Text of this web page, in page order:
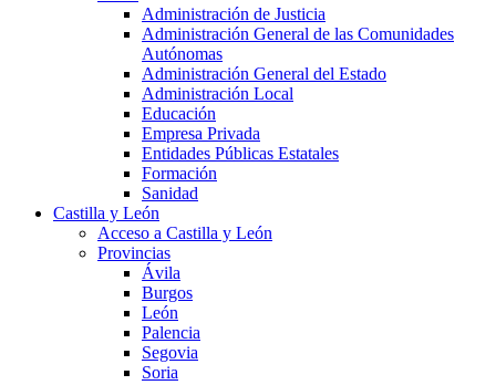
Administración de Justicia
Administración General de las Comunidades
Autónomas
Administración General del Estado
Administración Local
Educación
Empresa Privada
Entidades Públicas Estatales
Formación
Sanidad
Castilla y León
Acceso a Castilla y León
Provincias
Ávila
Burgos
León
Palencia
Segovia
Soria